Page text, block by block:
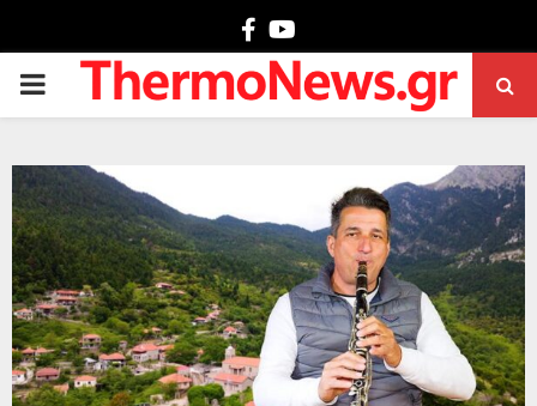
Facebook
PRIMARY